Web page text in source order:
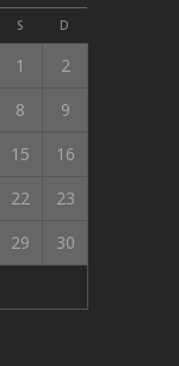
S D
1
2
8
9
15
16
22
23
29
30